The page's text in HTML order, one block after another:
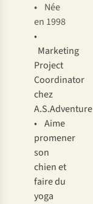
• Née
en 1998
•
Marketing
Project
Coordinator
chez
A.S.Adventure
• Aime
promener
son
chien et
faire du
yoga